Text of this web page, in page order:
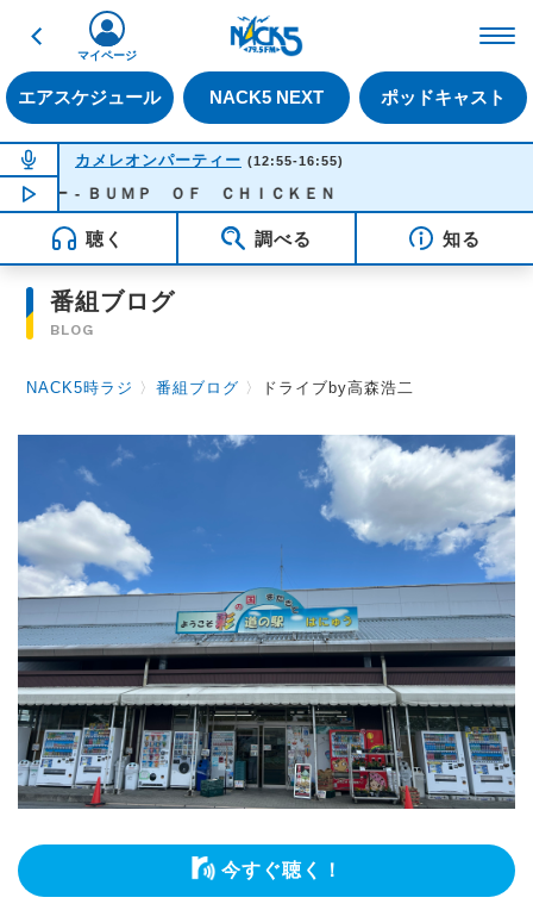
戻る
エアスケジュール NACK5 NEXT ポッドキャスト
マイページ
NOW ON AIR
カメレオンパーティー (12:55-16:55)
NOW PLAYING14:00
ー - ＢＵＭＰ ＯＦ ＣＨＩＣＫＥＮ
聴く 調べる 知る
番組ブログ
BLOG
NACK5時ラジ 〉番組ブログ 〉 ドライブby高森浩二
今すぐ聴く！